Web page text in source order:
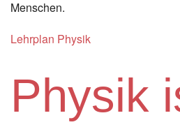
Menschen.
Lehrplan Physik
Physik